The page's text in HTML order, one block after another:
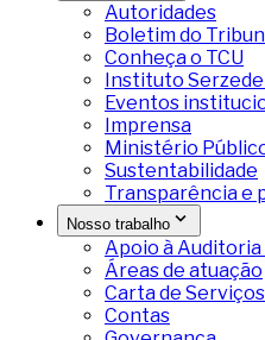
Autoridades
Boletim do
Conheça o TCU
Instituto
Eventos
Imprensa
Ministério
Sustentabilidade
Transparência e
Nosso trabalho
Apoio à Auditoria
Áreas de atuação
Carta de Serviços
Contas